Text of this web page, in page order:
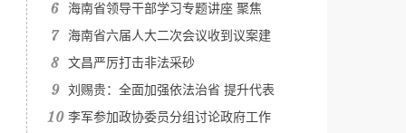
海南省领导干部学习专题讲座 聚焦
海南省六届人大二次会议收到议案建
文昌严厉打击非法采砂
刘赐贵：全面加强依法治省 提升代表
李军参加政协委员分组讨论政府工作